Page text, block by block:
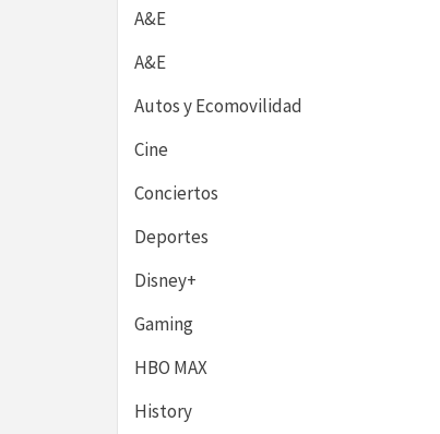
A&E
A&E
Autos y Ecomovilidad
Cine
Conciertos
Deportes
Disney+
Gaming
HBO MAX
History